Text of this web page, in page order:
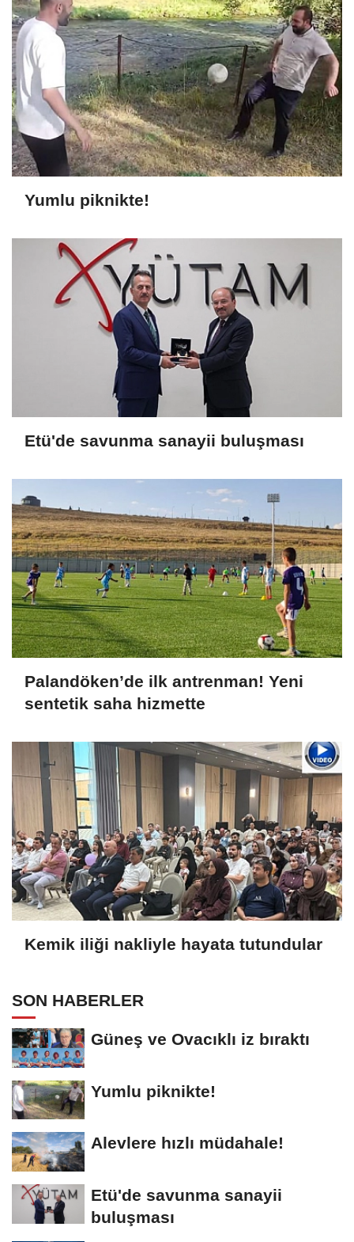
Yumlu piknikte!
Etü'de savunma sanayii buluşması
Palandöken’de ilk antrenman! Yeni
sentetik saha hizmette
Kemik iliği nakliyle hayata tutundular
SON HABERLER
Güneş ve Ovacıklı iz bıraktı
Yumlu piknikte!
Alevlere hızlı müdahale!
Etü'de savunma sanayii
buluşması